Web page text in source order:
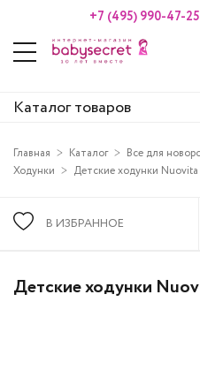
+7 (495) 990-47-25
Каталог товаров
Главная Каталог Все для
Ходунки
Детские ходунки
В ИЗБРАННОЕ
Детские ходунки